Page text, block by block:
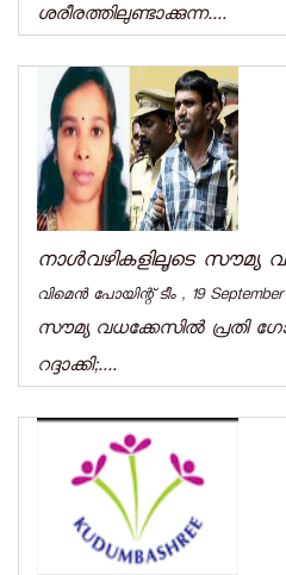
ശരീരത്തിലുണ്ടാക്കുന്ന....
നാള്‍വഴികളിലൂടെ സൗമ്യ
വിമെന്‍ പോയിന്റ് ടീം , 19 September
സൗമ്യ വധക്കേസില്‍ പ്രതി
റദ്ദാക്കി;....